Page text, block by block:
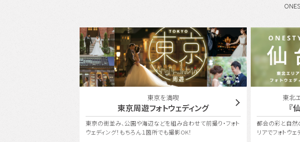
東北エリアの人気スポットで結婚写真
『仙台』でフォトウェディング
都会の彩と自然の緑が美しく融合する杜の都『仙台』、東北エ
リアでフォトウェディング！
横浜エ
『
フォトウェディ
アップしてその